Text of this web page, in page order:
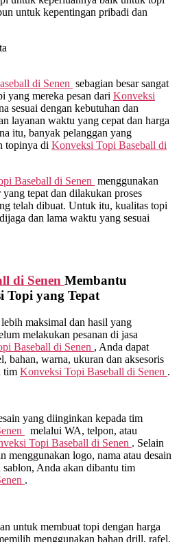
untuk kepentingan pribadi dan
di Senen sebagian besar sangat
yang mereka pesan dari Konveksi
sesuai dengan kebutuhan dan
layanan waktu yang cepat dan harga
itu, banyak pelanggan yang
topinya di Konveksi Topi Baseball di
Baseball di Senen menggunakan
tepat dan dilakukan proses
telah dibuat. Untuk itu, kualitas topi
dan lama waktu yang sesuai
di Senen Membantu
Topi yang Tepat
maksimal dan hasil yang
melakukan pesanan di jasa
Baseball di Senen , Anda dapat
bahan, warna, ukuran dan aksesoris
tim Konveksi Topi Baseball di Senen .
yang diinginkan kepada tim
melalui WA, telpon, atau
Topi Baseball di Senen . Selain
menggunakan logo, nama atau desain
Anda akan dibantu tim
.
untuk membuat topi dengan harga
menggunakan bahan drill, rafel,